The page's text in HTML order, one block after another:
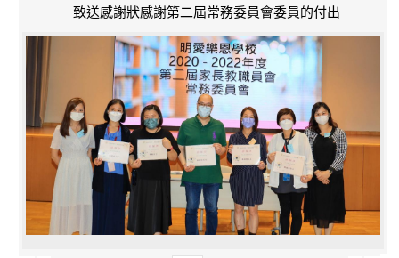
致送感謝狀感謝第二屆常務委員會委員的付出